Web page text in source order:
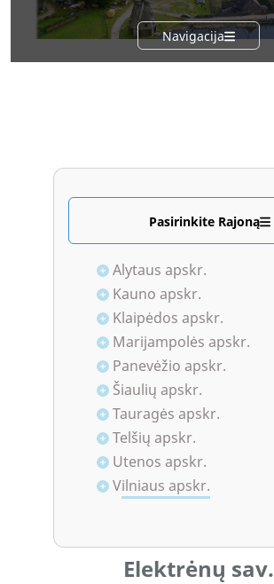
Navigacija
Pasirinkite Rajoną
Alytaus apskr.
Kauno apskr.
Klaipėdos apskr.
Marijampolės apskr.
Panevėžio apskr.
Šiaulių apskr.
Tauragės apskr.
Telšių apskr.
Utenos apskr.
Vilniaus apskr.
Elektrėnų sav.